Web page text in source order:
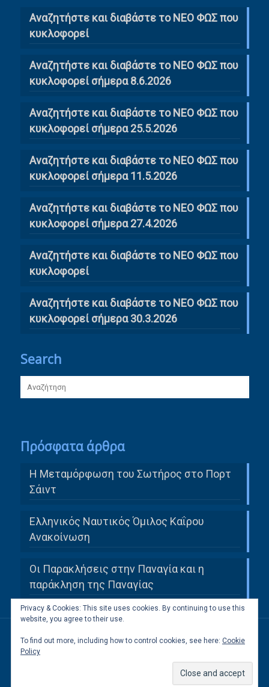
Αναζητήστε και διαβάστε το NΕΟ ΦΩΣ που
κυκλοφορεί
Αναζητήστε και διαβάστε το ΝΕΟ ΦΩΣ που
κυκλοφορεί σήμερα 8.6.2026
Αναζητήστε και διαβάστε το ΝΕΟ ΦΩΣ που
κυκλοφορεί σήμερα 25.5.2026
Αναζητήστε και διαβάστε το ΝΕΟ ΦΩΣ που
κυκλοφορεί σήμερα 11.5.2026
Αναζητήστε και διαβάστε το ΝΕΟ ΦΩΣ που
κυκλοφορεί σήμερα 27.4.2026
Αναζητήστε και διαβάστε το ΝΕΟ ΦΩΣ που
κυκλοφορεί
Αναζητήστε και διαβάστε το ΝΕΟ ΦΩΣ που
κυκλοφορεί σήμερα 30.3.2026
Search
Πρόσφατα άρθρα
Η Μεταμόρφωση του Σωτήρος στο Πορτ
Σάιντ
Ελληνικός Ναυτικός Όμιλος Καΐρου
Ανακοίνωση
Οι Παρακλήσεις στην Παναγία και η
παράκληση της Παναγίας
All Rights Reserved to Ελληνική Κοινότητα
Privacy & Cookies: This site uses cookies. By continuing to use this
website, you agree to their use.
To find out more, including how to control cookies, see here: Cookie
Policy